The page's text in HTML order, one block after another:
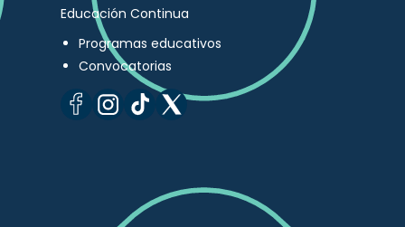
Educación Continua
Programas educativos
Convocatorias